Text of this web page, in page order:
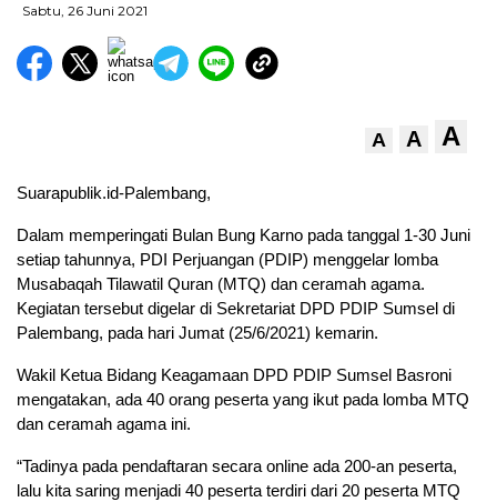
Sabtu, 26 Juni 2021
A A A
Suarapublik.id-Palembang,
Dalam memperingati Bulan Bung Karno pada tanggal 1-30 Juni
setiap tahunnya, PDI Perjuangan (PDIP) menggelar lomba
Musabaqah Tilawatil Quran (MTQ) dan ceramah agama.
Kegiatan tersebut digelar di Sekretariat DPD PDIP Sumsel di
Palembang, pada hari Jumat (25/6/2021) kemarin.
Wakil Ketua Bidang Keagamaan DPD PDIP Sumsel Basroni
mengatakan, ada 40 orang peserta yang ikut pada lomba MTQ
dan ceramah agama ini.
“Tadinya pada pendaftaran secara online ada 200-an peserta,
lalu kita saring menjadi 40 peserta terdiri dari 20 peserta MTQ